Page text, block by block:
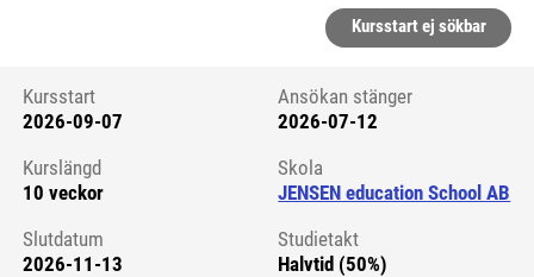
Kursstart ej sökbar
Kursstart 6101679
Kursstart
2026-09-07
Ansökan stänger
2026-07-12
Kurslängd
10 veckor
Skola
JENSEN education School AB
Slutdatum
2026-11-13
Studietakt
Halvtid (50%)